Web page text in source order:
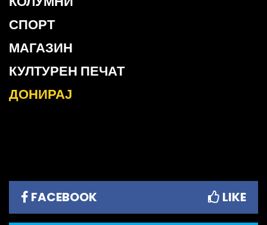
СПОРТ
МАГАЗИН
КУЛТУРЕН ПЕЧАТ
ДОНИРАЈ
FACEBOOK LIKE